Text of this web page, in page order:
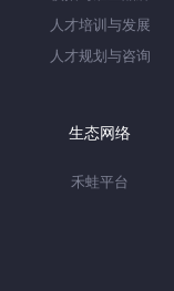
人才培训与发展
人才规划与咨询
生态网络
禾蛙平台